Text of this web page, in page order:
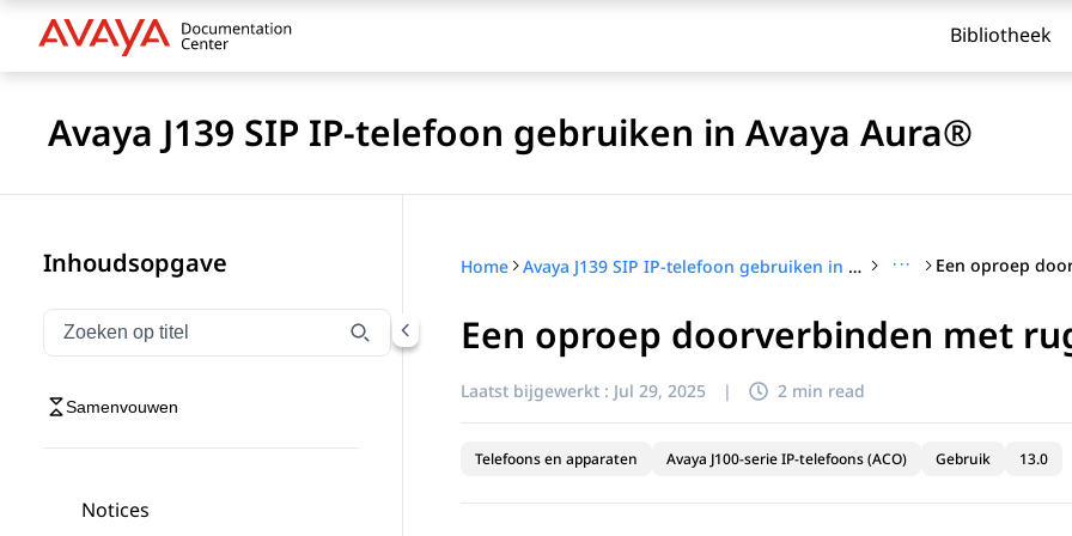
Bibliotheek
Avaya J139 SIP IP-telefoon gebruiken in Avaya Aura®
Inhoudsopgave
Navigatie op titel filteren
Typen om navigatie-items op titel te filteren
Samenvouwen
Notices
Home Avaya J139 SIP IP-telefoon gebruiken in Avaya Aura® ···
Een oproep doorverbinden met
Laatst bijgewerkt : Jul 29, 2025 | 2 min read
Telefoons en apparaten Avaya J100-serie IP-telefoons (ACO) Gebruik 13.0